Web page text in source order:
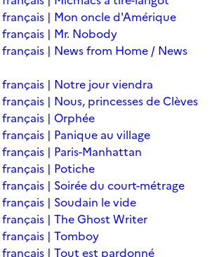
| Mon oncle d'Amérique
| Mr. Nobody
| News from Home / News
| Notre jour viendra
| Nous, princesses de Clèves
| Orphée
| Panique au village
| Paris-Manhattan
| Potiche
| Soirée du court-métrage
| Soudain le vide
| The Ghost Writer
| Tomboy
| Tout est pardonné